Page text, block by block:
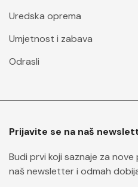
Uredska oprema
Umjetnost i zabava
Odrasli
Prijavite se na naš
Budi prvi koji saznaje za
naš newsletter i odmah